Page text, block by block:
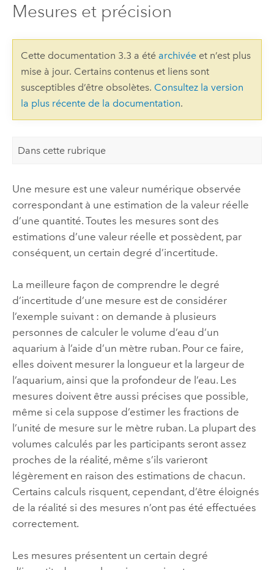
Mesures et précision
Cette documentation 3.3 a été archivéeet n’est plus
mise à jour. Certains contenus et liens sont
susceptibles d’être obsolètes. Consultez la version
la plus récente de la documentation.
Dans cette rubrique
Une mesure est une valeur numérique observée
correspondant à une estimation de la valeur réelle
d’une quantité. Toutes les mesures sont des
estimations d’une valeur réelle et possèdent, par
conséquent, un certain degré d’incertitude.
La meilleure façon de comprendre le degré
d’incertitude d’une mesure est de considérer
l’exemple suivant : on demande à plusieurs
personnes de calculer le volume d’eau d’un
aquarium à l’aide d’un mètre ruban. Pour ce faire,
elles doivent mesurer la longueur et la largeur de
l’aquarium, ainsi que la profondeur de l’eau. Les
mesures doivent être aussi précises que possible,
même si cela suppose d’estimer les fractions de
l’unité de mesure sur le mètre ruban. La plupart des
volumes calculés par les participants seront assez
proches de la réalité, même s’ils varieront
légèrement en raison des estimations de chacun.
Certains calculs risquent, cependant, d’être éloignés
de la réalité si des mesures n’ont pas été effectuées
correctement.
Les mesures présentent un certain degré